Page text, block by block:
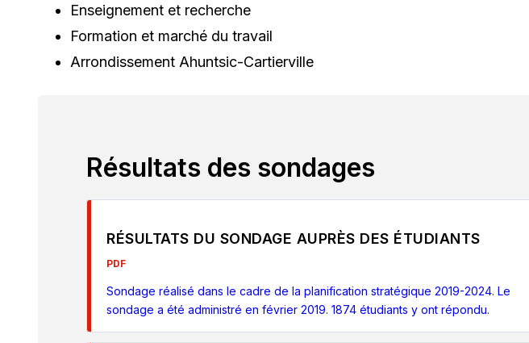
Enseignement et recherche
Formation et marché du travail
Arrondissement Ahuntsic-Cartierville
Résultats des sondages
RÉSULTATS DU SONDAGE AUPRÈS DES ÉTUDIANTS
PDF
Sondage réalisé dans le cadre de la planification stratégique 2019-2024. Le
sondage a été administré en février 2019. 1874 étudiants y ont répondu.